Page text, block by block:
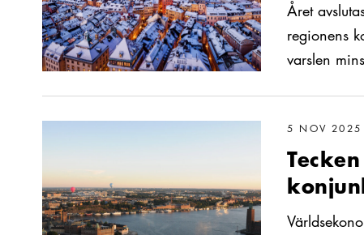
Året
regionens
varslen
5 NOV 2025
Läs mer om Tecken på ljusning i SBA-konjunkturen